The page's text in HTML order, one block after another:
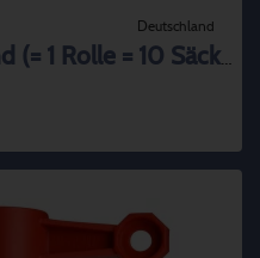
Deutschland